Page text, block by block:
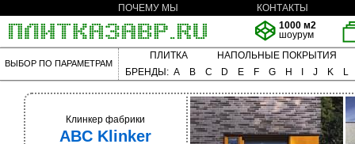
ПОЧЕМУ МЫ
КОНТАКТЫ
1000 м2
шоурум
ВЫБОР ПО ПАРАМЕТРАМ
ПЛИТКА
НАПОЛЬНЫЕ ПОКРЫТИЯ
БРЕНДЫ: A B C D E F G H J K L
Клинкер фабрики
ABC Klinker